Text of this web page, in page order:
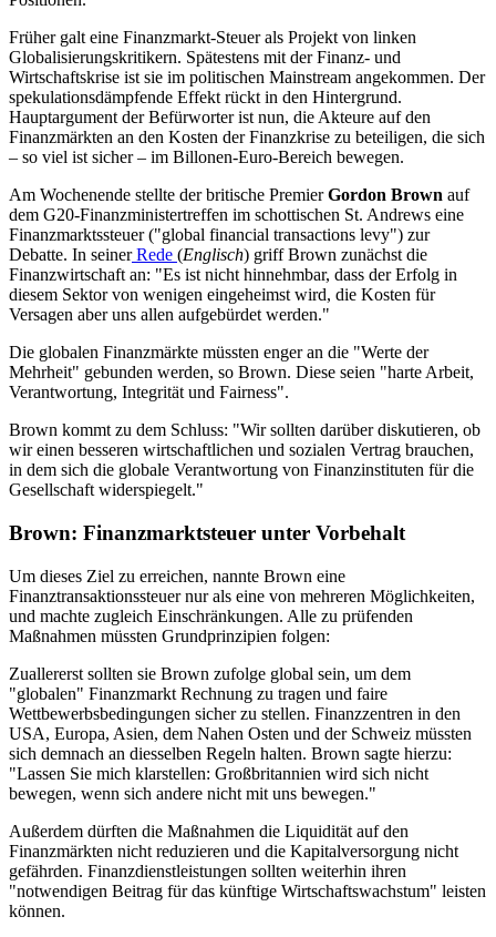
Früher galt eine Finanzmarkt-Steuer als Projekt von linken
Globalisierungskritikern. Spätestens mit der Finanz- und
Wirtschaftskrise ist sie im politischen Mainstream angekommen. Der
spekulationsdämpfende Effekt rückt in den Hintergrund.
Hauptargument der Befürworter ist nun, die Akteure auf den
Finanzmärkten an den Kosten der Finanzkrise zu beteiligen, die sich
– so viel ist sicher – im Billonen-Euro-Bereich bewegen.
Am Wochenende stellte der britische PremierGordon Brown auf
dem G20-Finanzministertreffen im schottischen St. Andrews eine
Finanzmarktssteuer ("global financial transactions levy") zur
Debatte. In seinerRede (Englisch) griff Brown zunächst die
Finanzwirtschaft an: "Es ist nicht hinnehmbar, dass der Erfolg in
diesem Sektor von wenigen eingeheimst wird, die Kosten für
Versagen aber uns allen aufgebürdet werden."
Die globalen Finanzmärkte müssten enger an die "Werte der
Mehrheit" gebunden werden, so Brown. Diese seien "harte Arbeit,
Verantwortung, Integrität und Fairness".
Brown kommt zu dem Schluss: "Wir sollten darüber diskutieren, ob
wir einen besseren wirtschaftlichen und sozialen Vertrag brauchen,
in dem sich die globale Verantwortung von Finanzinstituten für die
Gesellschaft widerspiegelt."
Brown: Finanzmarktsteuer unter Vorbehalt
Um dieses Ziel zu erreichen, nannte Brown eine
Finanztransaktionssteuer nur als eine von mehreren Möglichkeiten,
und machte zugleich Einschränkungen. Alle zu prüfenden
Maßnahmen müssten Grundprinzipien folgen:
Zuallererst sollten sie Brown zufolge global sein, um dem
"globalen" Finanzmarkt Rechnung zu tragen und faire
Wettbewerbsbedingungen sicher zu stellen. Finanzzentren in den
USA, Europa, Asien, dem Nahen Osten und der Schweiz müssten
sich demnach an diesselben Regeln halten. Brown sagte hierzu:
"Lassen Sie mich klarstellen: Großbritannien wird sich nicht
bewegen, wenn sich andere nicht mit uns bewegen."
Außerdem dürften die Maßnahmen die Liquidität auf den
Finanzmärkten nicht reduzieren und die Kapitalversorgung nicht
gefährden. Finanzdienstleistungen sollten weiterhin ihren
"notwendigen Beitrag für das künftige Wirtschaftswachstum" leisten
können.